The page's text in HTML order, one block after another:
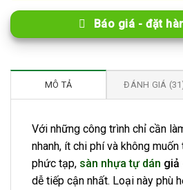
Báo giá - đặt
MÔ TẢ ĐÁNH GIÁ
Với những công trình chỉ cần
nhanh, ít chi phí và không
phức tạp, sàn nhựa tự dán giả
dễ tiếp cận nhất. Loại này phù